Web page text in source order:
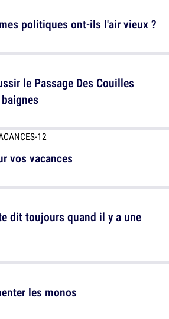
politiques ont-ils l'air vieux ?
vos vacances
les monos
le Passage Des Couilles
dit toujours quand il y a une